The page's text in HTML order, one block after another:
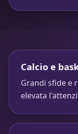
Calcio e
Grandi sfide e
elevata